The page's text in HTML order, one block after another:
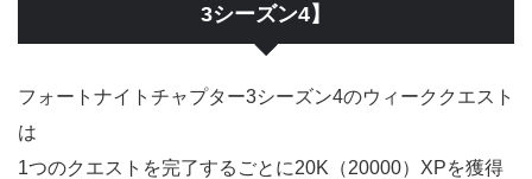
3シーズン4】
フォートナイトチャプター3シーズン4のウィーククエスト
は
1つのクエストを完了するごとに20K（20000）XPを獲得